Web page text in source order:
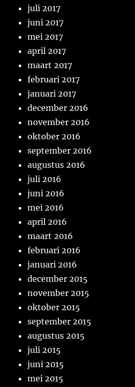
juli 2017
juni 2017
mei 2017
april 2017
maart 2017
februari 2017
januari 2017
december 2016
november 2016
oktober 2016
september 2016
augustus 2016
juli 2016
juni 2016
mei 2016
april 2016
maart 2016
februari 2016
januari 2016
december 2015
november 2015
oktober 2015
september 2015
augustus 2015
juli 2015
juni 2015
mei 2015